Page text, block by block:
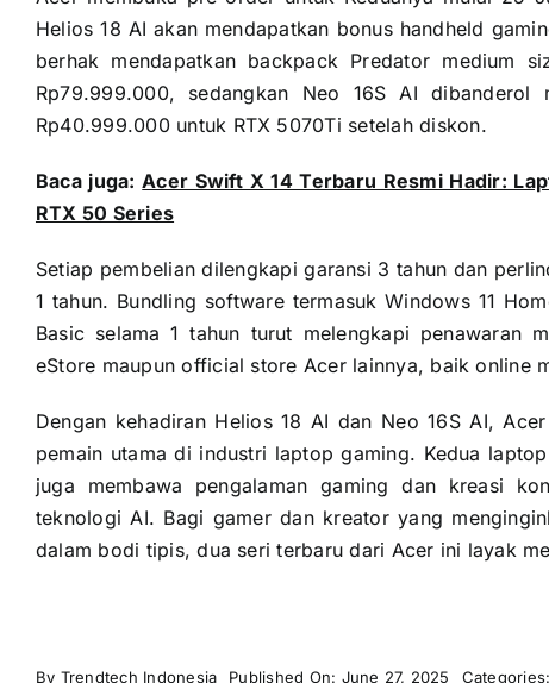
Helios 18 AI akan mendapatkan bonus handheld
berhak mendapatkan backpack Predator medium
Rp79.999.000, sedangkan Neo 16S AI
Rp40.999.000 untuk RTX 5070Ti setelah diskon.
Baca juga:Acer Swift X 14 Terbaru Resmi Hadir:
RTX 50 Series
Setiap pembelian dilengkapi garansi 3 tahun dan
1 tahun. Bundling software termasuk Windows 11
Basic selama 1 tahun turut melengkapi penawaran
eStore maupun official store Acer lainnya, baik online
Dengan kehadiran Helios 18 AI dan Neo 16S AI,
pemain utama di industri laptop gaming. Kedua
juga membawa pengalaman gaming dan kreasi
teknologi AI. Bagi gamer dan kreator yang
dalam bodi tipis, dua seri terbaru dari Acer ini layak
By Trendtech Indonesia Published On: June 27, 2025 Categories: